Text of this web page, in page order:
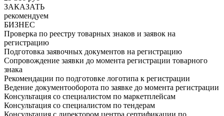
ЗАКАЗАТЬ
рекомендуем
БИЗНЕС
Проверка по реестру товарных знаков и заявок на
регистрацию
Подготовка заявочных документов на регистрацию
Сопровождение заявки до момента регистрации товарного
знака
Рекомендации по подготовке логотипа к регистрации
Ведение документооборота по заявке до момента регистрации
Консультация со специалистом по маркетплейсам
Консультация со специалистом по тендерам
Консультация с директором центра сертификации по